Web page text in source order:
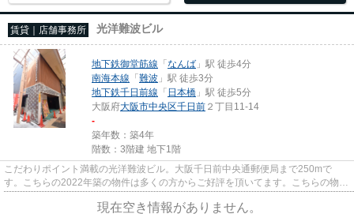
賃貸｜店舗事務所 光洋難波ビル
地下鉄御堂筋線 「なんば 」駅 徒歩4分
南海本線 「難波 」駅 徒歩3分
地下鉄千日前線 「 日本橋 」駅 徒歩5分
大阪府大阪市中央区千日前 ２丁目11-14
-
築年数：築4年
階数：3階建 地下1階
こだわりポイント満載の光洋難波ビル。大阪千日前中央通郵便局まで250mで
す。こちらの2022年築の物件は多くの方からご好評を頂いてます。こちらの物件
はエレベーター付きです。
現在空き情報がありません。